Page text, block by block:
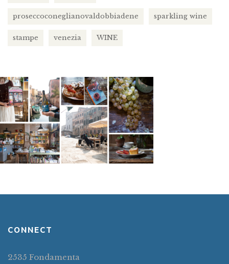
proseccoconeglianovaldobbiadene sparkling wine
stampe venezia WINE
CONNECT
2535 Fondamenta